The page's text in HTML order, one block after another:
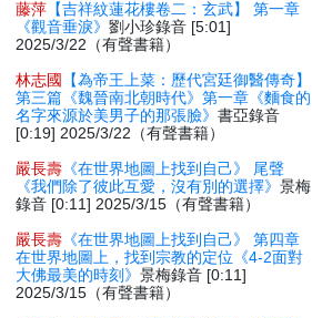
藤萍 【吉祥紋蓮花樓卷二：玄武】 第一章
《觀音垂淚》劉小珍錄音 [5:01]
2025/3/22（有聲書籍）
林志國
【為帝王上菜：歷代宮廷御醫傳奇】
第三篇《魏晉南北朝時代》第一章《麵食的
名字來源於美男子的那張臉》書亞錄音
[0:19] 2025/3/22（有聲書籍）
嚴長壽 《在世界地圖上找到自己》 尾聲
《我們除了彼此互愛，沒有別的選擇》景梅
錄音 [0:11] 2025/3/15（有聲書籍）
嚴長壽 《在世界地圖上找到自己》 第四章
在世界地圖上，找到宗教的定位《4-2面對
大佛最美的時刻》景梅錄音 [0:11]
2025/3/15（有聲書籍）